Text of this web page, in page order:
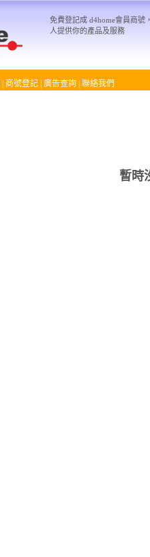
免費登記成 d4home會員商號
人提供你的產品及服務
商號登記 廣告查詢 聯絡我們
暫時